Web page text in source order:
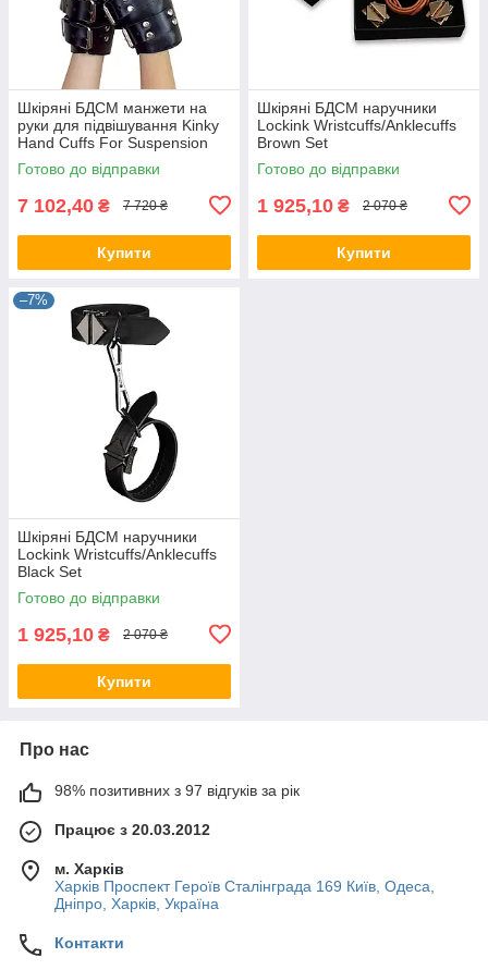
Шкіряні БДСМ манжети на
руки для підвішування Kinky
Hand Cuffs For Suspension
Готово до відправки
7 102,40 ₴ 7 720 ₴
Купити
Шкіряні БДСМ наручники
Lockink Wristcuffs/Anklecuffs
Brown Set
Готово до відправки
1 925,10 ₴ 2 070 ₴
Купити
–7%
Шкіряні БДСМ наручники
Lockink Wristcuffs/Anklecuffs
Black Set
Готово до відправки
1 925,10 ₴ 2 070 ₴
Купити
Про нас
98% позитивних з 97 відгуків за рік
Працює з 20.03.2012
м. Харків
Харків Проспект Героїв Сталінграда 169 Київ, Одеса,
Дніпро, Харків, Україна
Контакти